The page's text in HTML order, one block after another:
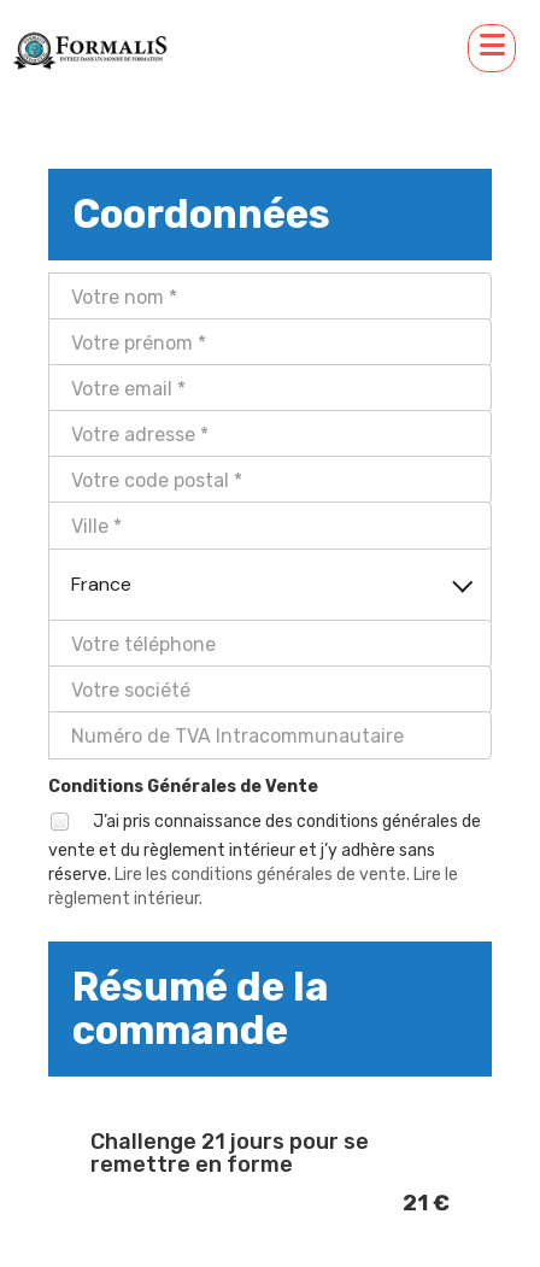
Coordonnées
France
Conditions Générales de Vente
J’ai pris connaissance des conditions générales de
vente et du règlement intérieur et j’y adhère sans
réserve. Lire les conditions générales de vente. Lire le
règlement intérieur.
Résumé de la
commande
Challenge 21 jours pour se
remettre en forme
21 €